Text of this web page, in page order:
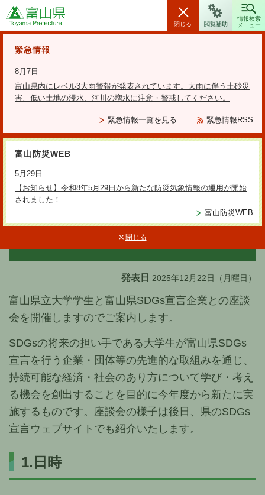
富山県
閉じる 閲覧補助
情報検索
メニュー
緊急情報
8月7日
富山県内にレベル3大雨警報が発表されています。大雨に伴う土砂災
害、低い土地の浸水、河川の増水に注意・警戒してください。
緊急情報一覧を見る 緊急情報RSS
富山防災WEB
5月29日
【お知らせ】令和8年5月29日から新たな防災気象情報の運用が開始
されました！
富山防災WEB
閉じる
テーマから探す
SDGsの将来の担い手である大学
生と富山県SDGs宣言企業との座
談会の開催について
発表日 2025年12月22日（月曜日）
富山県立大学学生と富山県SDGs宣言企業との座談
会を開催しますのでご案内します。
SDGsの将来の担い手である大学生が富山県SDGs
宣言を行う企業・団体等の先進的な取組みを通じ、
持続可能な経済・社会のあり方について学び・考え
る機会を創出することを目的に今年度から新たに実
施するものです。座談会の様子は後日、県のSDGs
宣言ウェブサイトでも紹介いたします。
1.日時